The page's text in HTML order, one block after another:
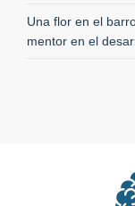
Una flor en el
mentor en el